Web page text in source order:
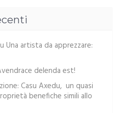
Una artista da apprezzare:
delenda est!
Casu Axedu, un quasi
benefiche simili allo